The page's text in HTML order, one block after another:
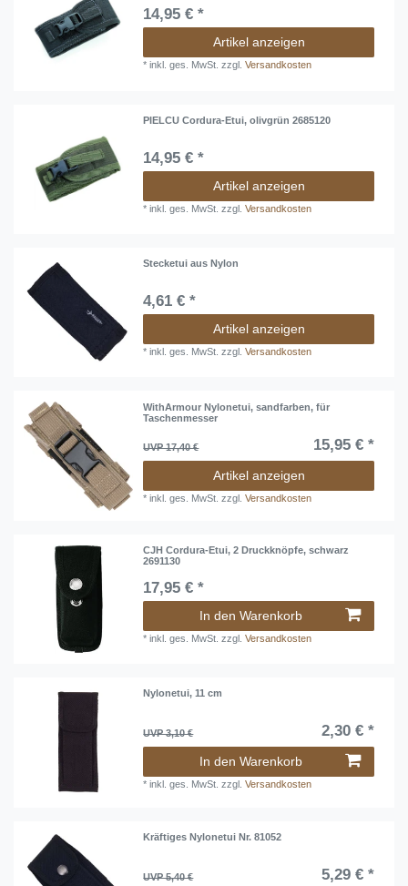
14,95 € *
Artikel anzeigen
*inkl. ges. MwSt. zzgl.Versandkosten
PIELCU Cordura-Etui, olivgrün 2685120
14,95 € *
Artikel anzeigen
*inkl. ges. MwSt. zzgl.Versandkosten
Stecketui aus Nylon
4,61 € *
Artikel anzeigen
*inkl. ges. MwSt. zzgl.Versandkosten
WithArmour Nylonetui, sandfarben, für
Taschenmesser
UVP 17,40 € 15,95 € *
Artikel anzeigen
*inkl. ges. MwSt. zzgl.Versandkosten
CJH Cordura-Etui, 2 Druckknöpfe, schwarz
2691130
17,95 € *
In den Warenkorb
*inkl. ges. MwSt. zzgl.Versandkosten
Nylonetui, 11 cm
UVP 3,10 € 2,30 € *
In den Warenkorb
*inkl. ges. MwSt. zzgl.Versandkosten
Kräftiges Nylonetui Nr. 81052
UVP 5,40 € 5,29 € *